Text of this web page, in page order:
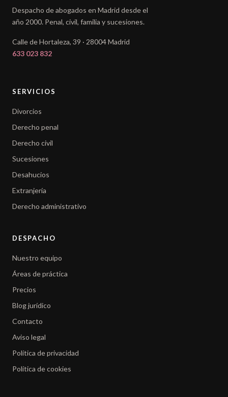
Despacho de abogados en Madrid desde el
año 2000. Penal, civil, familia y sucesiones.
Calle de Hortaleza, 39 · 28004 Madrid
633 023 832
SERVICIOS
Divorcios
Derecho penal
Derecho civil
Sucesiones
Desahucios
Extranjería
Derecho administrativo
DESPACHO
Nuestro equipo
Áreas de práctica
Precios
Blog jurídico
Contacto
Aviso legal
Política de privacidad
Política de cookies